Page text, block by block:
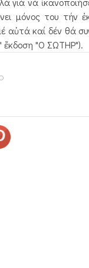
μόνος του
αὐτά καί δέν θά
ἔκδοση "Ο ΣΩΤΗΡ").